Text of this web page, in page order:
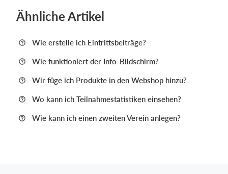
Ähnliche Artikel
Wie erstelle ich Eintrittsbeiträge?
Wie funktioniert der Info-Bildschirm?
Wir füge ich Produkte in den Webshop hinzu?
Wo kann ich Teilnahmestatistiken einsehen?
Wie kann ich einen zweiten Verein anlegen?